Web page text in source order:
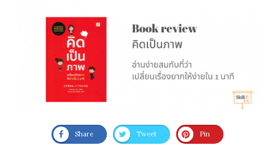
Share Tweet Pin